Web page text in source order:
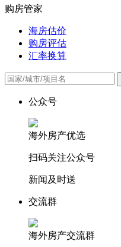
购房管家
海房估价
购房评估
汇率换算
公众号
海外房产优选
扫码关注公众号
新闻及时送
交流群
海外房产交流群